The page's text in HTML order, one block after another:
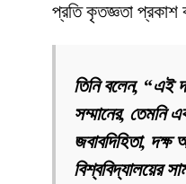
প্রতি কৃতজ্ঞতা প্রকাশ
তিনি বলেন, “এই
সম্মানের, তেমনি
জবাবদিহিতা, দক্ষ
বিশ্ববিদ্যালয়ের